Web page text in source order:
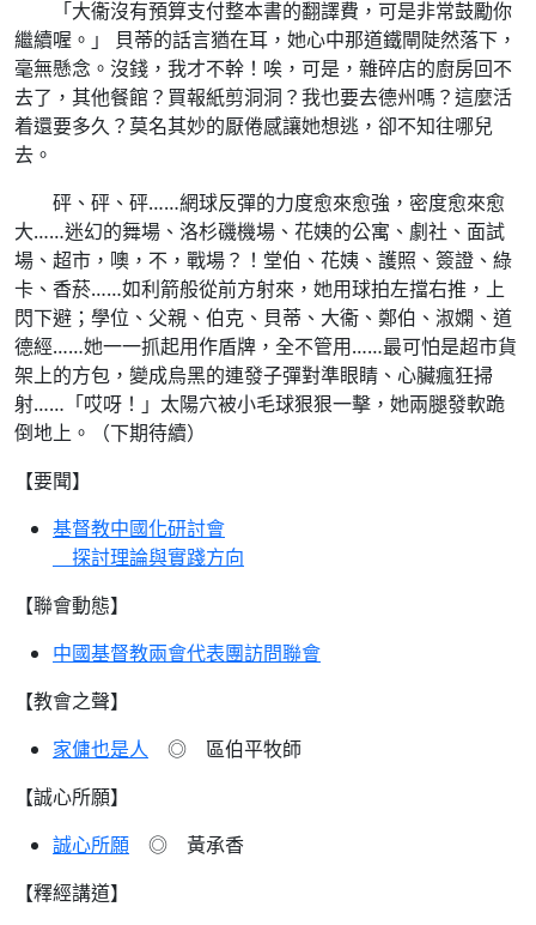
「大衞沒有預算支付整本書的翻譯費，可是非常鼓勵你
繼續喔。」 貝蒂的話言猶在耳，她心中那道鐵閘陡然落下，
毫無懸念。沒錢，我才不幹！唉，可是，雜碎店的廚房回不
去了，其他餐館？買報紙剪洞洞？我也要去德州嗎？這麼活
着還要多久？莫名其妙的厭倦感讓她想逃，卻不知往哪兒
去。
砰、砰、砰……網球反彈的力度愈來愈強，密度愈來愈
大……迷幻的舞場、洛杉磯機場、花姨的公寓、劇社、面試
場、超市，噢，不，戰場？！堂伯、花姨、護照、簽證、綠
卡、香菸……如利箭般從前方射來，她用球拍左擋右推，上
閃下避；學位、父親、伯克、貝蒂、大衞、鄭伯、淑嫻、道
德經……她一一抓起用作盾牌，全不管用……最可怕是超市貨
架上的方包，變成烏黑的連發子彈對準眼睛、心臟瘋狂掃
射……「哎呀！」太陽穴被小毛球狠狠一擊，她兩腿發軟跪
倒地上。（下期待續）
【要聞】
基督教中國化研討會
探討理論與實踐方向
【聯會動態】
中國基督教兩會代表團訪問聯會
【教會之聲】
家傭也是人 ◎ 區伯平牧師
【誠心所願】
誠心所願 ◎ 黃承香
【釋經講道】